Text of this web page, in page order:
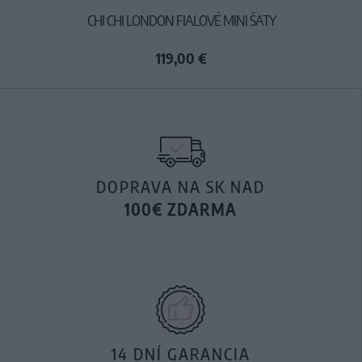
CHI CHI LONDON FIALOVÉ MINI ŠATY
119,00 €
DOPRAVA NA SK NAD
100€ ZDARMA
14 DNÍ GARANCIA